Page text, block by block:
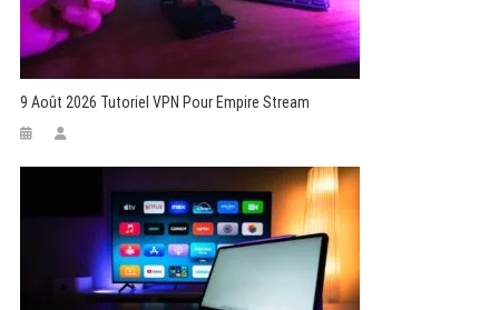
9 Août 2026 Tutoriel VPN Pour Empire Stream